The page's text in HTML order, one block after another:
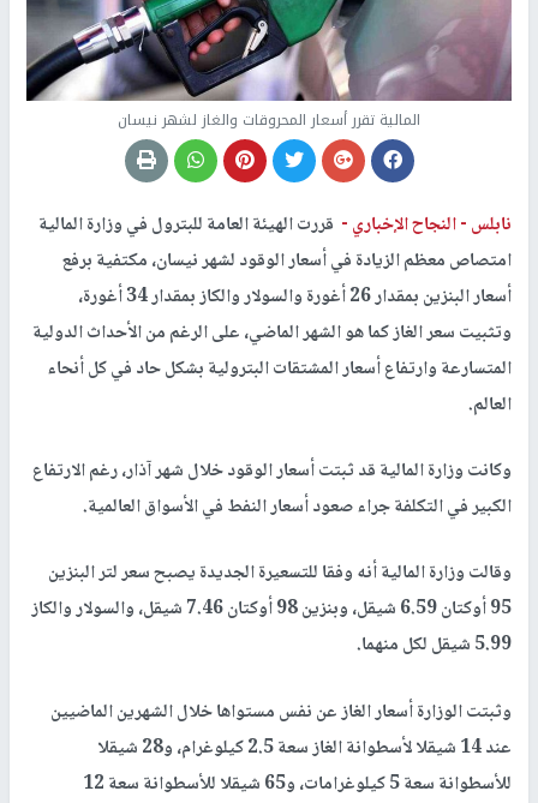
المالية تقرر أسعار المحروقات والغاز لشهر نيسان
نابلس -النجاح الإخباري - قررت الهيئة العامة للبترول في وزارة المالية
امتصاص معظم الزيادة في أسعار الوقود لشهر نيسان، مكتفية برفع
أسعار البنزين بمقدار 26 أغورة والسولار والكاز بمقدار 34 أغورة،
وتثبيت سعر الغاز كما هو الشهر الماضي، على الرغم من الأحداث الدولية
المتسارعة وارتفاع أسعار المشتقات البترولية بشكل حاد في كل أنحاء
العالم.
وكانت وزارة المالية قد ثبتت أسعار الوقود خلال شهر آذار، رغم الارتفاع
الكبير في التكلفة جراء صعود أسعار النفط في الأسواق العالمية.
وقالت وزارة المالية أنه وفقا للتسعيرة الجديدة يصبح سعر لتر البنزين
95 أوكتان 6.59 شيقل، وبنزين 98 أوكتان 7.46 شيقل، والسولار والكاز
5.99 شيقل لكل منهما.
وثبتت الوزارة أسعار الغاز عن نفس مستواها خلال الشهرين الماضيين
عند 14 شيقلا لأسطوانة الغاز سعة 2.5 كيلوغرام، و28 شيقلا
للأسطوانة سعة 5 كيلوغرامات، و65 شيقلا للأسطوانة سعة 12